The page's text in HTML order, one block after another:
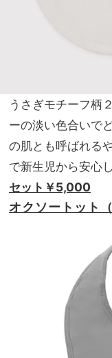
うさぎモチーフ柄
ーの淡い色合いで
の肌とも呼ばれる
で新生児から安心
セット￥5,000
オクソートット